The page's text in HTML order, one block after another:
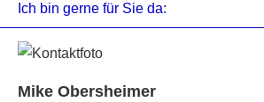
Ich bin gerne für Sie da:
Mike Obersheimer